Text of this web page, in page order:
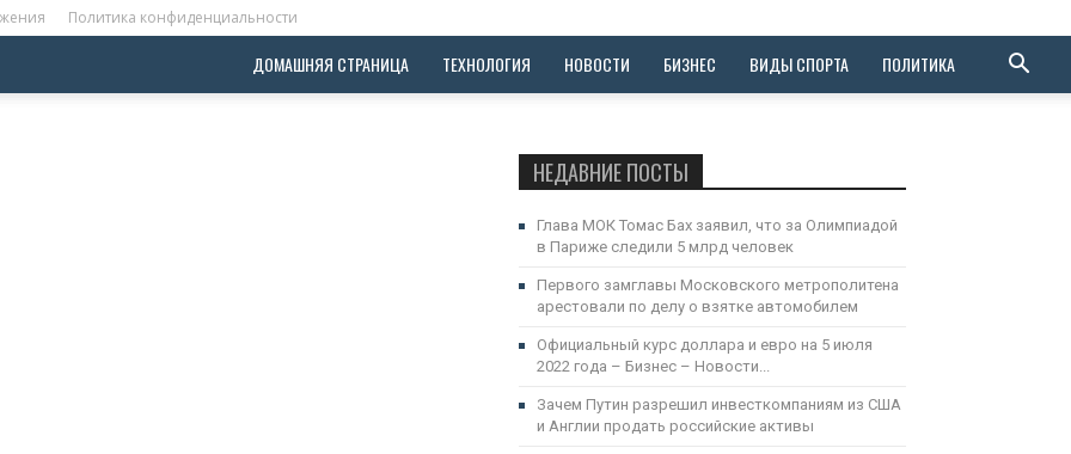
Политика конфиденциальности
ДОМАШНЯЯ СТРАНИЦА ТЕХНОЛОГИЯ НОВОСТИ БИЗНЕС ВИДЫ СПОРТА ПОЛИТИКА
НЕДАВНИЕ ПОСТЫ
Глава МОК Томас Бах заявил, что за Олимпиадой
в Париже следили 5 млрд человек
Первого замглавы Московского метрополитена
арестовали по делу о взятке автомобилем
Официальный курс доллара и евро на 5 июля
2022 года – Бизнес – Новости...
Зачем Путин разрешил инвесткомпаниям из США
и Англии продать российские активы